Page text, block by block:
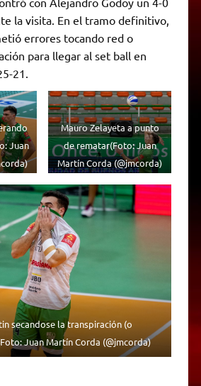
la visita. En el tramo definitivo,
errores tocando red o
para llegar al set ball en
21.
Juan
Mauro Zelayeta a punto
de rematar(Foto: Juan
Martín Corda (@jmcorda)
secandose la transpiración (o
Juan Martín Corda (@jmcorda)